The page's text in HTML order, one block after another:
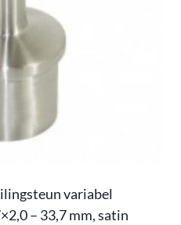
variabel
– 33,7 mm, satin